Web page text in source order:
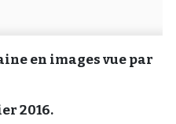
en images vue par
2016.